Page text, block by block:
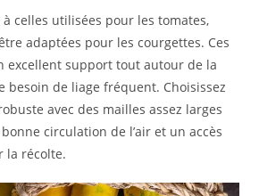
à celles utilisées pour les tomates,
adaptées pour les courgettes. Ces
excellent support tout autour de la
besoin de liage fréquent. Choisissez
avec des mailles assez larges
circulation de l’air et un accès
la récolte.